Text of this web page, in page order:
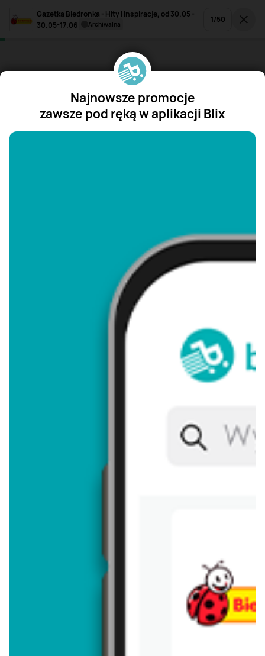
Gazetka Biedronka - Hity i inspiracje, od 30.05 -
30.05-17.06
archiwalna 1/50
Najnowsze promocje
zawsze pod ręką w aplikacji Blix
"/>